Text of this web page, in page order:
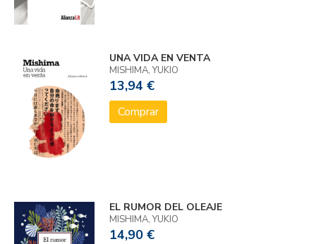
UNA VIDA EN VENTA
MISHIMA, YUKIO
13,94 €
Comprar
EL RUMOR DEL OLEAJE
MISHIMA, YUKIO
14,90 €